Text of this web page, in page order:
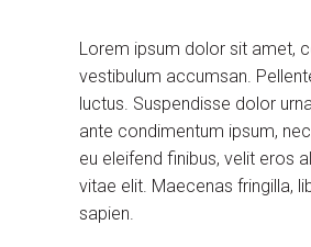
Lorem ipsum dolor sit amet,
vestibulum accumsan.
luctus. Suspendisse dolor
ante condimentum ipsum,
eu eleifend finibus, velit eros
vitae elit. Maecenas fringilla,
sapien.